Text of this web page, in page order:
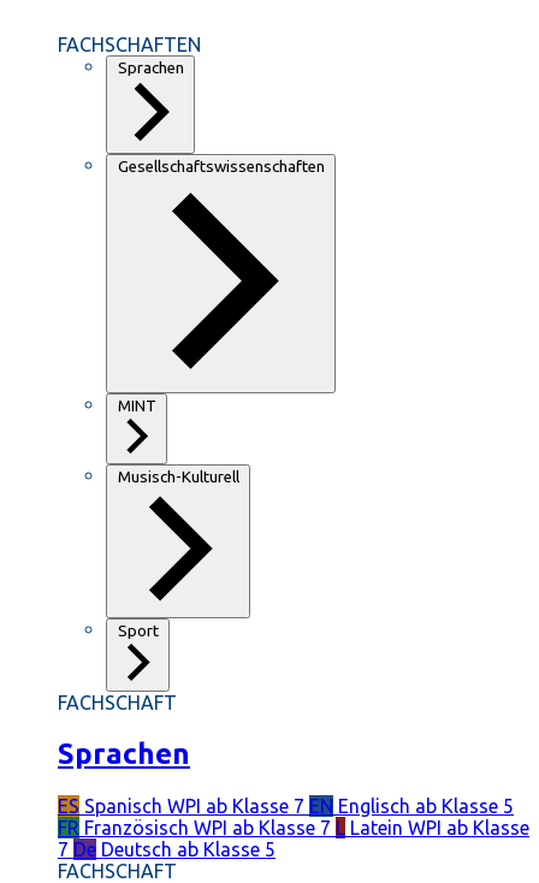
FACHSCHAFTEN
Sprachen
Gesellschaftswissenschaften
MINT
Musisch-Kulturell
Sport
FACHSCHAFT
Sprachen
ES Spanisch WPI ab Klasse 7 EN Englisch ab Klasse 5
FR Französisch WPI ab Klasse 7 L Latein WPI ab Klasse
7 De Deutsch ab Klasse 5
FACHSCHAFT